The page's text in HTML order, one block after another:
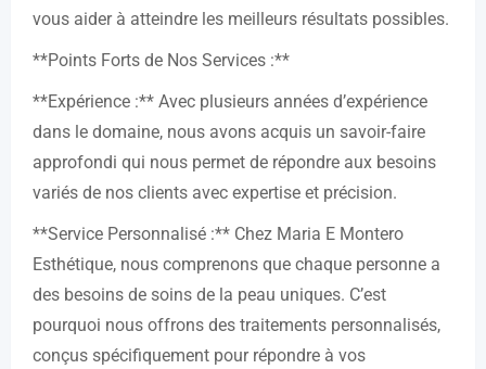
vous aider à atteindre les meilleurs résultats possibles.
**Points Forts de Nos Services :**
**Expérience :** Avec plusieurs années d’expérience
dans le domaine, nous avons acquis un savoir-faire
approfondi qui nous permet de répondre aux besoins
variés de nos clients avec expertise et précision.
**Service Personnalisé :** Chez Maria E Montero
Esthétique, nous comprenons que chaque personne a
des besoins de soins de la peau uniques. C’est
pourquoi nous offrons des traitements personnalisés,
conçus spécifiquement pour répondre à vos